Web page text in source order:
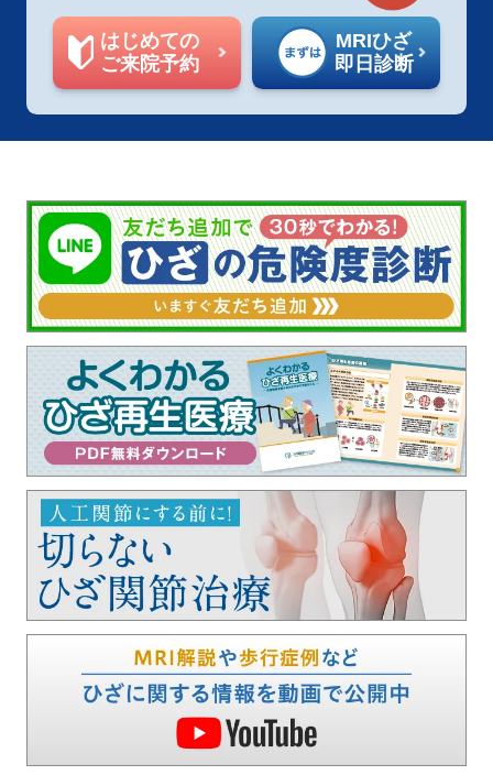
はじめての
ご来院予約
MRIひざ
即日診断